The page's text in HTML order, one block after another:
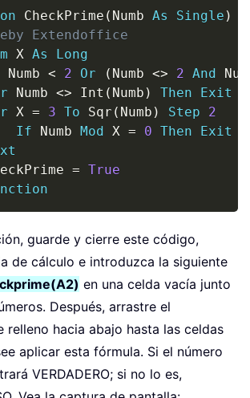
CheckPrime ( Numb As Single )
Extendoffice
X As
Long
Numb < 2 Or ( Numb <> 2 And
Numb <> Int ( Numb ) Then Exit
X = 3 To Sqr ( Numb ) Step
2
If Numb Mod X = 0 Then Exit
= True
Copy
guarde y cierre este código,
de cálculo e introduzca la siguiente
en una celda vacía junto
Después, arrastre el
relleno hacia abajo hasta las celdas
aplicar esta fórmula. Si el número
VERDADERO; si no lo es,